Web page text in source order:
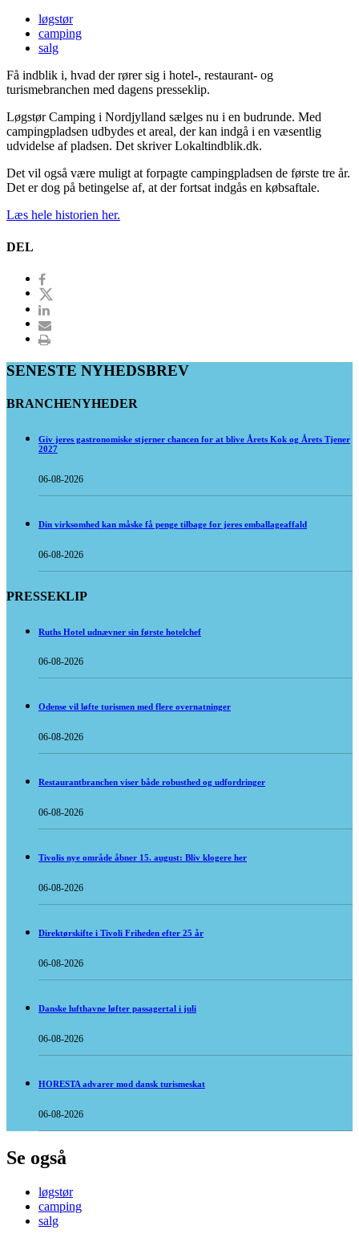
løgstør
camping
salg
Få indblik i, hvad der rører sig i hotel-, restaurant- og
turismebranchen med dagens presseklip.
Løgstør Camping i Nordjylland sælges nu i en budrunde. Med
campingpladsen udbydes et areal, der kan indgå i en væsentlig
udvidelse af pladsen. Det skriver Lokaltindblik.dk.
Det vil også være muligt at forpagte campingpladsen de første tre år.
Det er dog på betingelse af, at der fortsat indgås en købsaftale.
Læs hele historien her.
DEL
SENESTE NYHEDSBREV
BRANCHENYHEDER
Giv jeres gastronomiske stjerner chancen for at blive Årets Kok og Årets Tjener
2027
06-08-2026
Din virksomhed kan måske få penge tilbage for jeres emballageaffald
06-08-2026
PRESSEKLIP
Ruths Hotel udnævner sin første hotelchef
06-08-2026
Odense vil løfte turismen med flere overnatninger
06-08-2026
Restaurantbranchen viser både robusthed og udfordringer
06-08-2026
Tivolis nye område åbner 15. august: Bliv klogere her
06-08-2026
Direktørskifte i Tivoli Friheden efter 25 år
06-08-2026
Danske lufthavne løfter passagertal i juli
06-08-2026
HORESTA advarer mod dansk turismeskat
06-08-2026
Se også
løgstør
camping
salg